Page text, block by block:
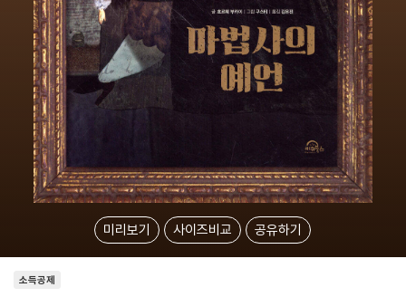
미리보기 사이즈비교 공유하기
소득공제